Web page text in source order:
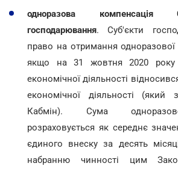
одноразова
господарювання. Суб'єкти
право на отримання одноразової
якщо на 31 жовтня 2020 року
економічної діяльності
економічної діяльності (який
Кабмін). Сума
розраховується як середнє
єдиного внеску за десять
набранню чинності цим